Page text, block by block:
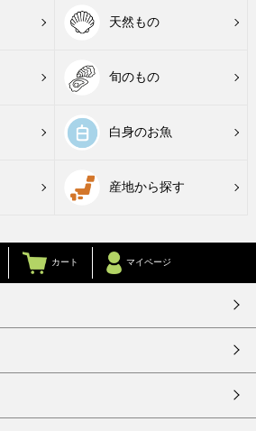
天然もの
旬のもの
白身のお魚
産地から探す
カート マイページ